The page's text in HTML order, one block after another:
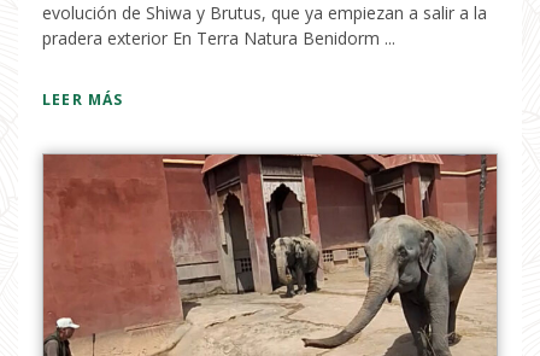
evolución de Shiwa y Brutus, que ya empiezan a salir a la
pradera exterior En Terra Natura Benidorm ...
LEER MÁS